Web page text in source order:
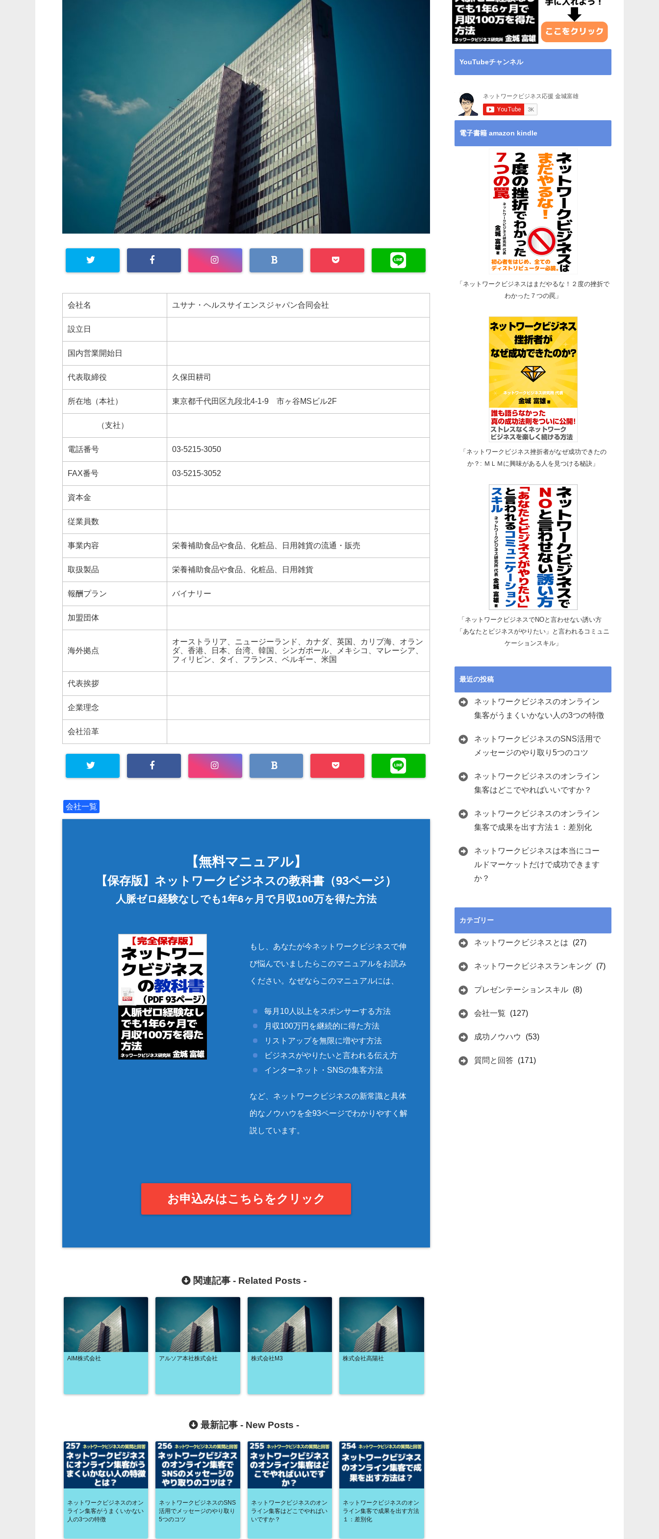
会社名 ユサナ・ヘルスサイエンスジャパン合同会社
設立日
国内営業開始日
代表取締役 久保田耕司
所在地（本社） 東京都千代田区九段北4-1-9 市ヶ谷MSビル2F
（支社）
電話番号 03-5215-3050
FAX番号 03-5215-3052
資本金
従業員数
事業内容 栄養補助食品や食品、化粧品、日用雑貨の流通・販売
取扱製品 栄養補助食品や食品、化粧品、日用雑貨
報酬プラン バイナリー
加盟団体
海外拠点
オーストラリア、ニュージーランド、カナダ、英国、カリブ海、オラン
ダ、香港、日本、台湾、韓国、シンガポール、メキシコ、マレーシア、
フィリピン、タイ、フランス、ベルギー、米国
代表挨拶
企業理念
会社沿革
会社一覧
【無料マニュアル】
【保存版】ネットワークビジネスの教科書（93ページ）
人脈ゼロ経験なしでも1年6ヶ月で月収100万を得た方法
もし、あなたが今ネットワークビジネスで伸
び悩んでいましたらこのマニュアルをお読み
ください。なぜならこのマニュアルには、
毎月10人以上をスポンサーする方法
月収100万円を継続的に得た方法
リストアップを無限に増やす方法
ビジネスがやりたいと言われる伝え方
インターネット・SNSの集客方法
など、ネットワークビジネスの新常識と具体
的なノウハウを全93ページでわかりやすく解
説しています。
お申込みはこちらをクリック
関連記事 - Related Posts -
AIM株式会社 アルソア本社株式会社 株式会社M3 株式会社高陽社
最新記事 - New Posts -
ネットワークビジネスのオン
ライン集客がうまくいかない
人の3つの特徴
ネットワークビジネスのSNS
活用でメッセージのやり取り
5つのコツ
ネットワークビジネスのオン
ライン集客はどこでやればい
いですか？
ネットワークビジネスのオン
ライン集客で成果を出す方法
１：差別化
YouTubeチャンネル
電子書籍 amazon kindle
「ネットワークビジネスはまだやるな！２度の挫折で
わかった７つの罠」
「ネットワークビジネス挫折者がなぜ成功できたの
か？: ＭＬＭに興味がある人を見つける秘訣」
「ネットワークビジネスでNOと言わせない誘い方
「あなたとビジネスがやりたい」と言われるコミュニ
ケーションスキル」
最近の投稿
ネットワークビジネスのオンライン
集客がうまくいかない人の3つの特徴
ネットワークビジネスのSNS活用で
メッセージのやり取り5つのコツ
ネットワークビジネスのオンライン
集客はどこでやればいいですか？
ネットワークビジネスのオンライン
集客で成果を出す方法１：差別化
ネットワークビジネスは本当にコー
ルドマーケットだけで成功できます
か？
カテゴリー
ネットワークビジネスとは (27)
ネットワークビジネスランキング (7)
プレゼンテーションスキル (8)
会社一覧 (127)
成功ノウハウ (53)
質問と回答 (171)